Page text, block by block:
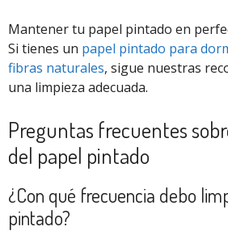
Mantener tu papel pintado en
Si tienes un papel pintado para
fibras naturales, sigue nuestras
una limpieza adecuada.
Preguntas frecuentes
del papel pintado
¿Con qué frecuencia debo
pintado?